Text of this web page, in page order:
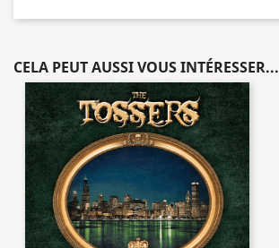
CELA PEUT AUSSI VOUS INTÉRESSER...